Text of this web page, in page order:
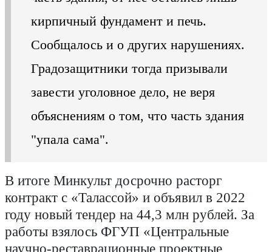
кирпичный фундамент и печь.
Сообщалось и о других нарушениях.
Градозащитники тогда призывали
завести уголовное дело, не веря
объяснениям о том, что часть здания
"упала сама".
В итоге Минкульт досрочно расторг
контракт с «Талассой» и объявил в 2022
году новый тендер на 44,3 млн рублей. За
работы взялось ФГУП «Центральные
научно-реставрационные проектные